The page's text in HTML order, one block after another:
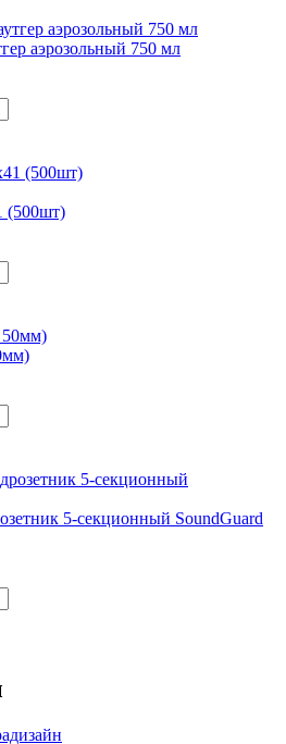
аэрозольный 750 мл
(500шт)
5-секционный SoundGuard